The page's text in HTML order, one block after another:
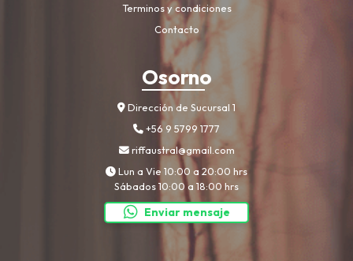
Terminos y condiciones
Contacto
Osorno
Dirección de Sucursal 1
+56 9 5799 1777
riffaustral@gmail.com
Lun a Vie 10:00 a 20:00 hrs
Sábados 10:00 a 18:00 hrs
Enviar mensaje